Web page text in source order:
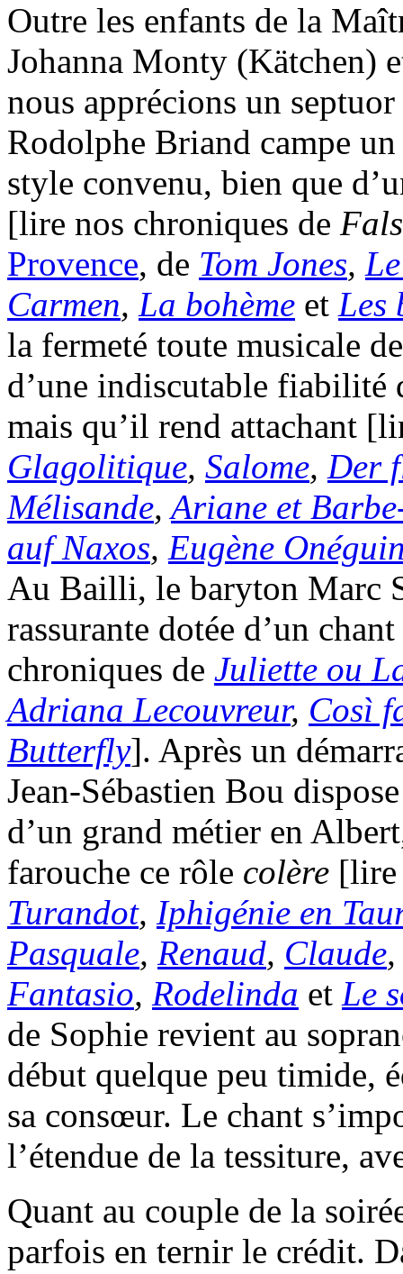
Outre les enfants de la
Johanna Monty (Kätchen)
nous apprécions un
Rodolphe Briand campe
style convenu, bien que
[lire nos chroniques de
Provence, de Tom Jones,
Carmen, La bohème et Les
la fermeté toute musicale
d’une indiscutable fiabilité
mais qu’il rend attachant
Glagolitique, Salome, Der
Mélisande,Ariane et
auf Naxos, Eugène
Au Bailli, le baryton Marc
rassurante dotée d’un
chroniques de Juliette ou
Adriana Lecouvreur, Così
Butterfly]. Après un
Jean-Sébastien Bou
d’un grand métier en
farouche ce rôle colère [lire
Turandot, Iphigénie en
Pasquale, Renaud, Claude
Fantasio, Rodelinda et Le
de Sophie revient au
début quelque peu timide,
sa consœur. Le chant
l’étendue de la tessiture,
Quant au couple de la
parfois en ternir le crédit.